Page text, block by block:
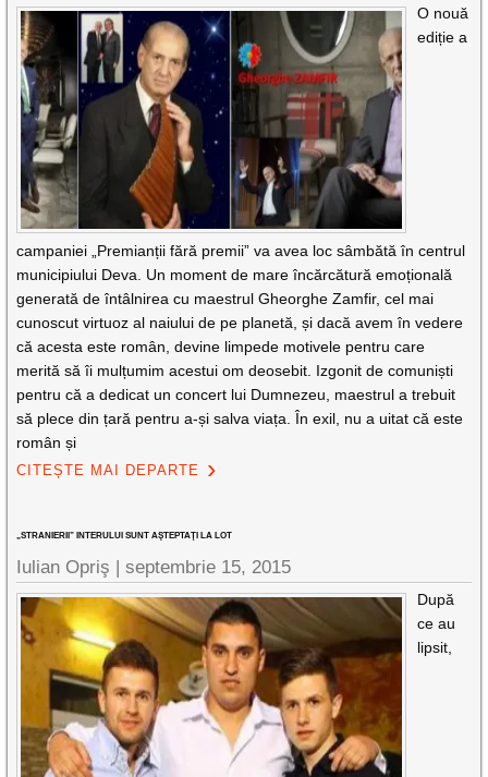
O nouă
ediție a
campaniei „Premianții fără premii” va avea loc sâmbătă în centrul
municipiului Deva. Un moment de mare încărcătură emoțională
generată de întâlnirea cu maestrul Gheorghe Zamfir, cel mai
cunoscut virtuoz al naiului de pe planetă, și dacă avem în vedere
că acesta este român, devine limpede motivele pentru care
merită să îi mulțumim acestui om deosebit. Izgonit de comuniști
pentru că a dedicat un concert lui Dumnezeu, maestrul a trebuit
să plece din țară pentru a-și salva viața. În exil, nu a uitat că este
român și
CITEȘTE MAI DEPARTE
„STRANIERII” INTERULUI SUNT AŞTEPTAŢI LA LOT
Iulian Opriş |septembrie 15, 2015
După
ce au
lipsit,